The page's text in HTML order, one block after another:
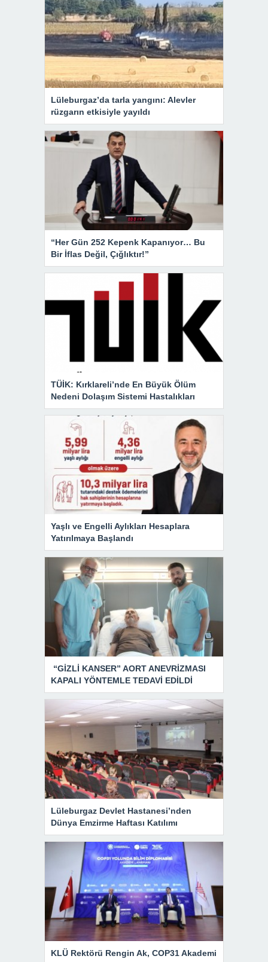
Lüleburgaz’da tarla yangını: Alevler
rüzgarın etkisiyle yayıldı
“Her Gün 252 Kepenk Kapanıyor… Bu
Bir İflas Değil, Çığlıktır!”
TÜİK: Kırklareli’nde En Büyük Ölüm
Nedeni Dolaşım Sistemi Hastalıkları
Yaşlı ve Engelli Aylıkları Hesaplara
Yatırılmaya Başlandı
“GİZLİ KANSER” AORT ANEVRİZMASI
KAPALI YÖNTEMLE TEDAVİ EDİLDİ
Lüleburgaz Devlet Hastanesi’nden
Dünya Emzirme Haftası Katılımı
KLÜ Rektörü Rengin Ak, COP31 Akademi